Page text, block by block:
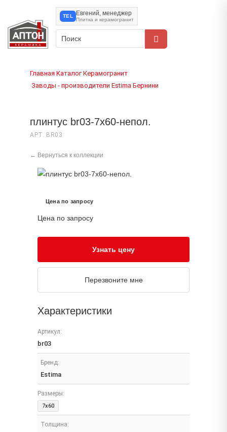
TEL Евгений, менеджер
Плитка и керамогранит
Главная›Каталог›Керамогранит
›Заводы - производители›Estima›Бернини
плинтус br03-7x60-непол.
АРТ. BR03
← Вернуться к коллекции
Цена по запросу
Цена по запросу
Узнать цену
Перезвоните мне
Характеристики
Артикул:
br03
Бренд:
Estima
Размеры:
7x60
Толщина: